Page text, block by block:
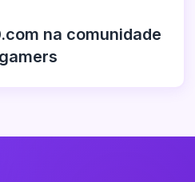
na comunidade